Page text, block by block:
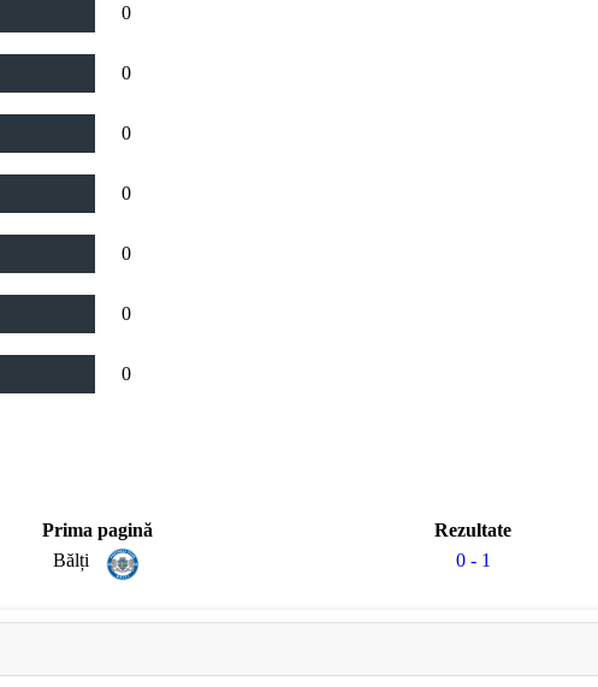
0
0
0
0
0
0
0
Prima pagină Rezultate
Bălți 0 - 1